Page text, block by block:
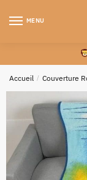
MENU
Accueil / Couverture